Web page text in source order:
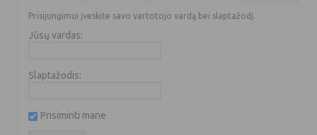
Prisijungimui įveskite savo vartotojo vardą bei slaptažodį.
Jūsų vardas:
Slaptažodis:
Prisiminti mane